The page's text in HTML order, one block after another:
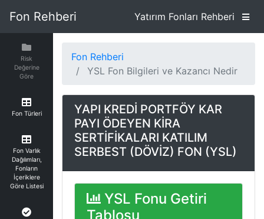
Fon Rehberi Yatırım Fonları Rehberi
Risk
Değerine
Göre
Fon Türleri
Fon Varlık
Dağılımları,
Fonların
İçeriklere
Göre Listesi
Fon Rehberi
YSL Fon Bilgileri ve Kazancı Nedir
YAPI KREDİ PORTFÖY KAR
PAYI ÖDEYEN KİRA
SERTİFİKALARI KATILIM
SERBEST (DÖVİZ) FON (YSL)
YSL Fonu Getiri
Tablosu